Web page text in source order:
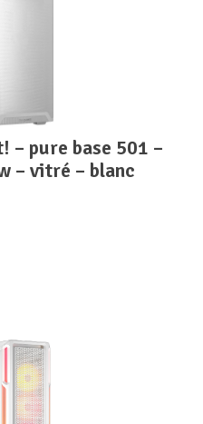
– vitré – blanc